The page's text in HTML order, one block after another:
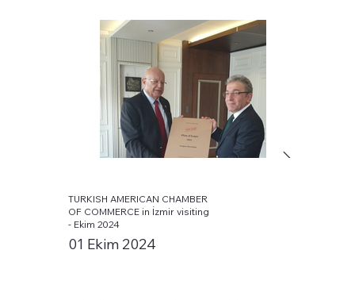
TURKISH AMERICAN CHAMBER
OF COMMERCE in İzmir visiting
- Ekim 2024
01 Ekim 2024